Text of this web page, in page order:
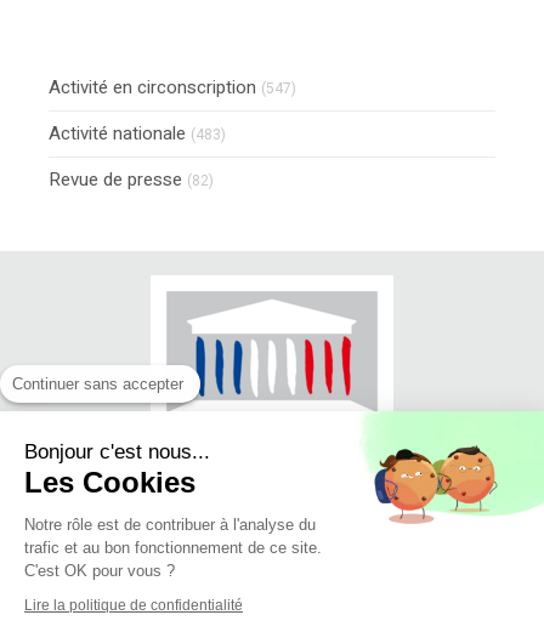
Activité en circonscription (547)
Activité nationale (483)
Revue de presse (82)
© Jean-Luc FUGIT - Député du Rhône
Continuer sans accepter
Bonjour c'est nous...
Les Cookies
Notre rôle est de contribuer à l'analyse du
trafic et au bon fonctionnement de ce site.
C'est OK pour vous ?
Lire la politique de confidentialité